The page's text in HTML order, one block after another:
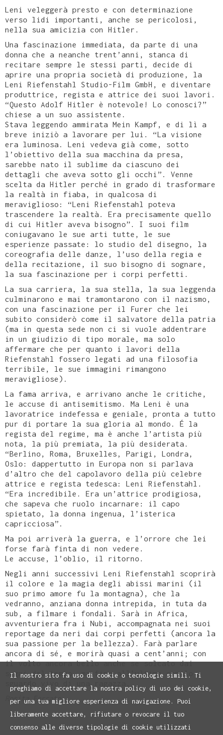
Leni veleggerà presto e con determinazione
verso lidi importanti, anche se pericolosi,
nella sua amicizia con Hitler.
Una fascinazione immediata, da parte di una
donna che a neanche trent’anni, stanca di
recitare sempre le stessi parti, decide di
aprire una propria società di produzione, la
Leni Riefenstahl Studio-Film GmbH, e diventare
produttrice, regista e attrice dei suoi lavori.
“Questo Adolf Hitler è notevole! Lo conosci?”
chiese a un suo assistente.
Stava leggendo ammirata Mein Kampf, e di lì a
breve iniziò a lavorare per lui. “La visione
era luminosa. Leni vedeva già come, sotto
l’obiettivo della sua macchina da presa,
sarebbe nato il sublime da ciascuno dei
dettagli che aveva sotto gli occhi”. Venne
scelta da Hitler perché in grado di trasformare
la realtà in fiaba, in qualcosa di
meraviglioso: “Leni Riefenstahl poteva
trascendere la realtà. Era precisamente quello
di cui Hitler aveva bisogno”. I suoi film
coniugavano le sue arti tutte, le sue
esperienze passate: lo studio del disegno, la
coreografia delle danze, l’uso della regia e
della recitazione, il suo bisogno di sognare,
la sua fascinazione per i corpi perfetti.
La sua carriera, la sua stella, la sua leggenda
culminarono e mai tramontarono con il nazismo,
con una fascinazione per il Furer che lei
subito considerò come il salvatore della patria
(ma in questa sede non ci si vuole addentrare
in un giudizio di tipo morale, ma solo
affermare che per quanto i lavori della
Riefenstahl fossero legati ad una filosofia
terribile, le sue immagini rimangono
meravigliose).
La fama arriva, e arrivano anche le critiche,
le accuse di antisemitismo. Ma Leni è una
lavoratrice indefessa e geniale, pronta a tutto
pur di portare la sua gloria al mondo. É la
regista del regime, ma è anche l’artista più
nota, la più premiata, la più desiderata.
“Berlino, Roma, Bruxelles, Parigi, Londra,
Oslo: dappertutto in Europa non si parlava
d’altro che del capolavoro della più celebre
attrice e regista tedesca: Leni Riefenstahl.
“Era incredibile. Era un’attrice prodigiosa,
che sapeva che ruolo incarnare: il capo
spietato, la donna ingenua, l’isterica
capricciosa”.
Ma poi arriverà la guerra, e l’orrore che lei
forse farà finta di non vedere.
Le accuse, l’oblio, il ritorno.
Negli anni successivi Leni Riefenstahl scoprirà
il colore e la magia degli abissi marini (il
suo primo amore fu la montagna), che la
vedranno, anziana donna intrepida, in tuta da
sub, a filmare i fondali. Sarà in Africa,
avventuriera fra i Nubi, accompagnata nei suoi
reportage da neri dai corpi perfetti (ancora la
sua passione per la bellezza). Farà parlare
ancora di sé, e morirà quasi a cent’anni; con
il volto ancora bello anche se solcato dai
segni del tempo, ma fino all’ultimo con lo
Rosita Ferrato
Il nostro sito fa uso di cookie o tecnologie simili. Ti
preghiamo di accettare la nostra policy di uso dei cookie,
per una tua migliore esperienza di navigazione. Puoi
liberamente accettare, rifiutare o revocare il tuo
consenso alle diverse tipologie di cookie utilizzati